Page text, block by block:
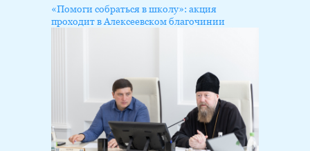
«Помоги собраться в школу»: акция
проходит в Алексеевском благочинии